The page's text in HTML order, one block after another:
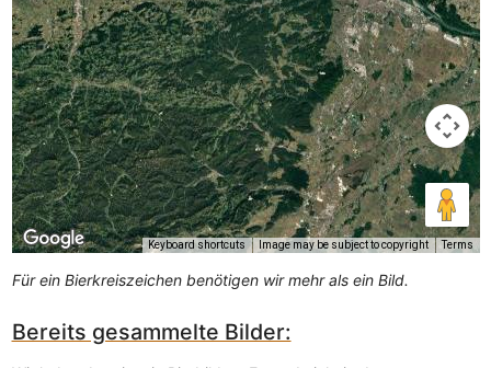
Keyboard shortcuts Image may be subject to copyright Terms
Für ein Bierkreiszeichen benötigen wir mehr als ein Bild.
Bereits gesammelte Bilder: